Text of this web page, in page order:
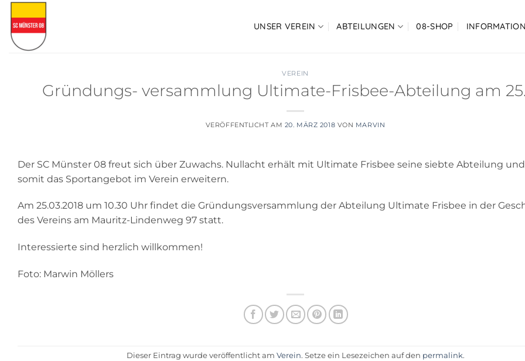
Zum
Inhalt
springen
UNSER VEREIN ABTEILUNGEN 08-SHOP
VEREIN
Gründungs- versammlung Ultimate-Frisbee-Abteilung am
VERÖFFENTLICHT AM 20. MÄRZ 2018 VON MARVIN
Der SC Münster 08 freut sich über Zuwachs. Nullacht erhält mit Ultimate Frisbee seine siebte Abteilung
somit das Sportangebot im Verein erweitern.
Am 25.03.2018 um 10.30 Uhr findet die Gründungsversammlung der Abteilung Ultimate Frisbee in der
des Vereins am Mauritz-Lindenweg 97 statt.
Interessierte sind herzlich willkommen!
Foto: Marwin Möllers
Dieser Eintrag wurde veröffentlicht am Verein. Setze ein Lesezeichen auf den permalink.